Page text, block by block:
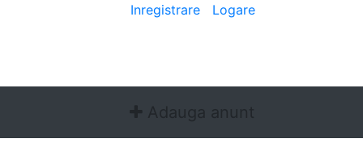
Inregistrare Logare
Adauga anunt